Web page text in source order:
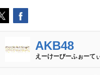
AKB48
えーけーびーふぉーて